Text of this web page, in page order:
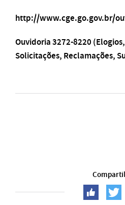
http://www.cge.go.gov.br/
Ouvidoria 3272-8220
Solicitações, Reclamações,